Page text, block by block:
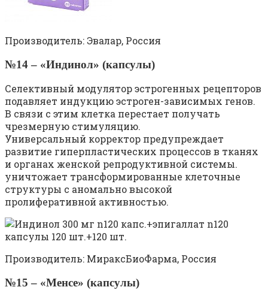
Производитель: Эвалар, Россия
№14 – «Индинол» (капсулы)
Селективный модулятор эстрогенных рецепторов
подавляет индукцию эстроген-зависимых генов.
В связи с этим клетка перестает получать
чрезмерную стимуляцию.
Универсальный корректор предупреждает
развитие гиперпластических процессов в тканях
и органах женской репродуктивной системы.
уничтожает трансформированные клеточные
структуры с аномально высокой
пролиферативной активностью.
Производитель: МираксБиоФарма, Россия
№15 – «Менсе» (капсулы)